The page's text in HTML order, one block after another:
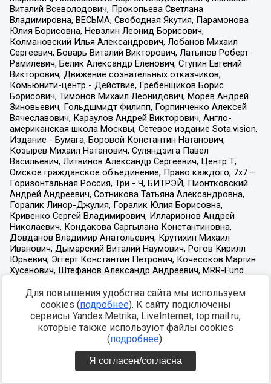
Для повышения удобства сайта мы используем
cookies (подробнее). К сайту подключены
сервисы Yandex.Metrika, LiveInternet, top.mail.ru,
которые также используют файлы cookies
(подробнее).
Я согласен/согласна